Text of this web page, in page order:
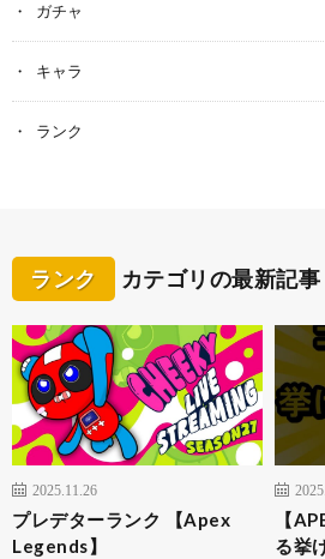
ガチャ
キャラ
ランク
ランク カテゴリの最新記事
2025.11.26
プレデターランク 【Apex
Legends】
【
る挙